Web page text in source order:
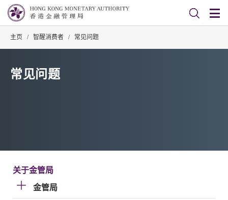
主页 / 智醒消费者 / 常见问题
常见问题
关于金管局
金管局